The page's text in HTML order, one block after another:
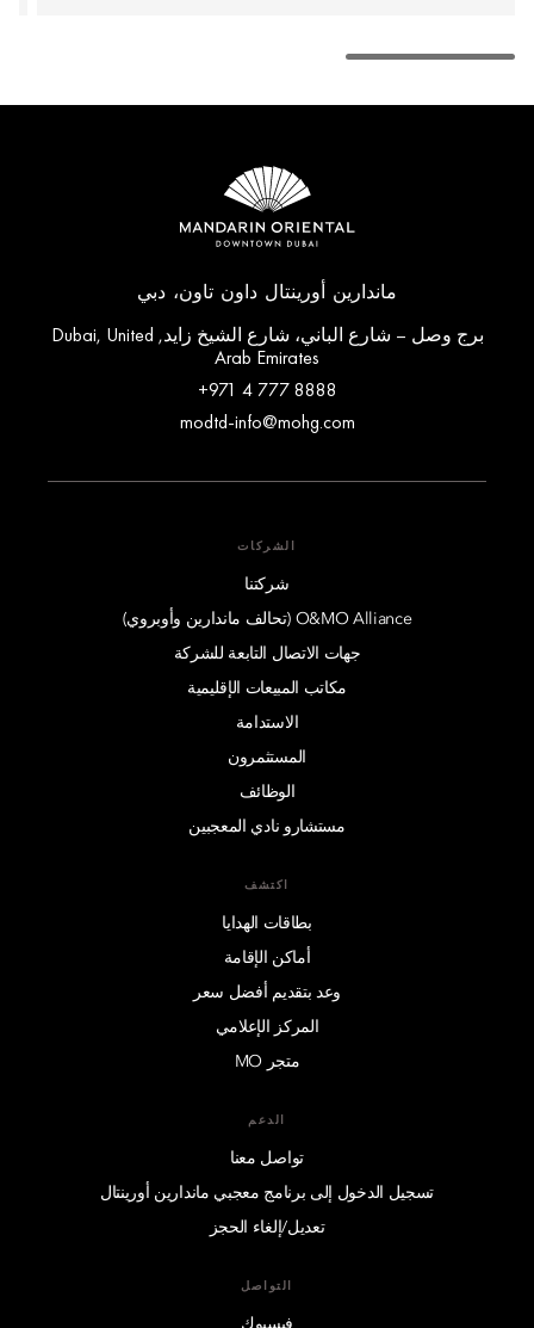
ماندارين أورينتال داون تاون، دبي
برج وصل – شارع الباني، شارع الشيخ زايد, Dubai, United
Arab Emirates
+971 4 777 8888
modtd-info@mohg.com
الشركات
شركتنا
O&MO Alliance (تحالف ماندارين وأوبروي)
جهات الاتصال التابعة للشركة
مكاتب المبيعات الإقليمية
الاستدامة
المستثمرون
الوظائف
مستشارو نادي المعجبين
اكتشف
بطاقات الهدايا
أماكن الإقامة
وعد بتقديم أفضل سعر
المركز الإعلامي
متجر MO
الدعم
تواصل معنا
تسجيل الدخول إلى برنامج معجبي ماندارين أورينتال
تعديل/إلغاء الحجز
التواصل
فيسبوك